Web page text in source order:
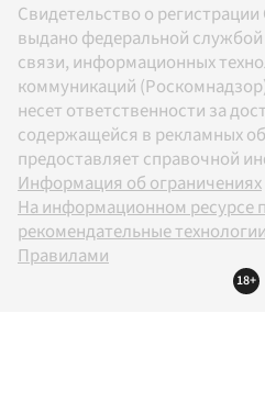
Свидетельство о
выдано федеральной
связи, информационных
коммуникаций
несет ответственности за
содержащейся в рекламных
предоставляет справочной
Информация об ограничениях
На информационном ресурсе
рекомендательные
Правилами
18+